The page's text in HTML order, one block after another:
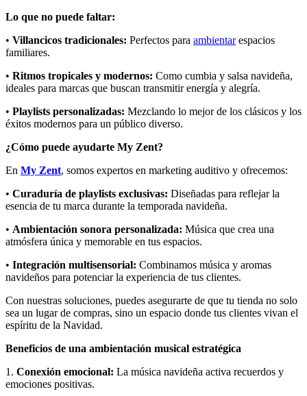
Lo que no puede faltar:
• Villancicos tradicionales: Perfectos para ambientarespacios
familiares.
• Ritmos tropicales y modernos: Como cumbia y salsa navideña,
ideales para marcas que buscan transmitir energía y alegría.
• Playlists personalizadas: Mezclando lo mejor de los clásicos y los
éxitos modernos para un público diverso.
¿Cómo puede ayudarte My Zent?
En My Zent, somos expertos en marketing auditivo y ofrecemos:
• Curaduría de playlists exclusivas: Diseñadas para reflejar la
esencia de tu marca durante la temporada navideña.
• Ambientación sonora personalizada: Música que crea una
atmósfera única y memorable en tus espacios.
• Integración multisensorial: Combinamos música y aromas
navideños para potenciar la experiencia de tus clientes.
Con nuestras soluciones, puedes asegurarte de que tu tienda no solo
sea un lugar de compras, sino un espacio donde tus clientes vivan el
espíritu de la Navidad.
Beneficios de una ambientación musical estratégica
1. Conexión emocional: La música navideña activa recuerdos y
emociones positivas.